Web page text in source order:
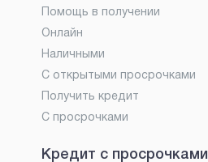
Помощь в получении
Онлайн
Наличными
С открытыми просрочками
Получить кредит
С просрочками
Кредит с просрочками